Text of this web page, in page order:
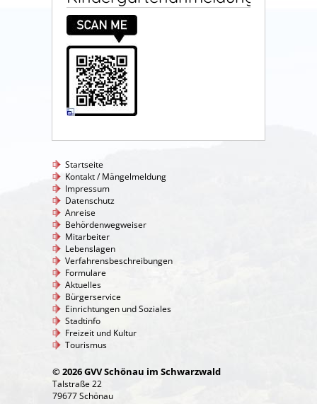
Startseite
Kontakt / Mängelmeldung
Impressum
Datenschutz
Anreise
Behördenwegweiser
Mitarbeiter
Lebenslagen
Verfahrensbeschreibungen
Formulare
Aktuelles
Bürgerservice
Einrichtungen und Soziales
Stadtinfo
Freizeit und Kultur
Tourismus
© 2026 GVV Schönau im Schwarzwald
Talstraße 22
79677 Schönau